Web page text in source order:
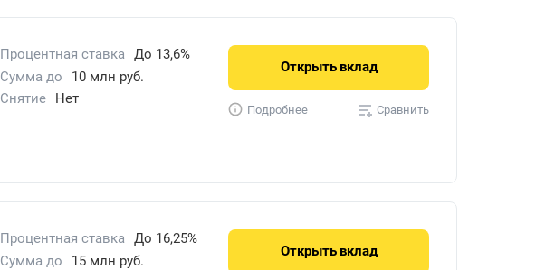
Процентная ставка До 13,6%
Сумма до
10 млн руб.
Снятие Нет
Открыть вклад
Подробнее Сравнить
Процентная ставка До 16,25%
Сумма до
15 млн руб.
Открыть вклад